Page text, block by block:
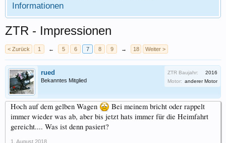
Informationen
ZTR - Impressionen
< Zurück 1 ← 5 6 7 8 9 → 18 Weiter >
rued
Bekanntes Mitglied
ZTR Baujahr:
2016
Motor: anderer Motor
Hoch auf dem gelben Wagen
Bei meinem bricht oder rappelt
immer wieder was ab, aber bis jetzt hats immer für die Heimfahrt
gereicht.... Was ist denn pasiert?
1. August 2018